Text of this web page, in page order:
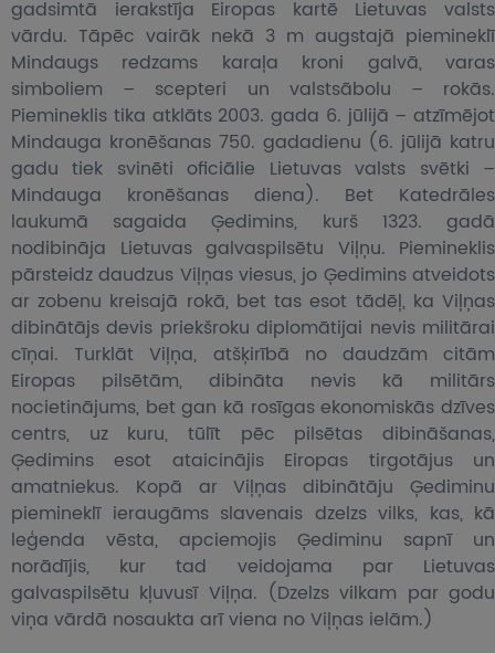
gadsimtā ierakstīja Eiropas kartē Lietuvas valsts
vārdu. Tāpēc vairāk nekā 3 m augstajā piemineklī
Mindaugs redzams karaļa kroni galvā, varas
simboliem – scepteri un valstsābolu – rokās.
Piemineklis tika atklāts 2003. gada 6. jūlijā – atzīmējot
Mindauga kronēšanas 750. gadadienu (6. jūlijā katru
gadu tiek svinēti oficiālie Lietuvas valsts svētki –
Mindauga kronēšanas diena). Bet Katedrāles
laukumā sagaida Ģedimins, kurš 1323. gadā
nodibināja Lietuvas galvaspilsētu Viļņu. Piemineklis
pārsteidz daudzus Viļņas viesus, jo Ģedimins atveidots
ar zobenu kreisajā rokā, bet tas esot tādēļ, ka Viļņas
dibinātājs devis priekšroku diplomātijai nevis militārai
cīņai. Turklāt Viļņa, atšķirībā no daudzām citām
Eiropas pilsētām, dibināta nevis kā militārs
nocietinājums, bet gan kā rosīgas ekonomiskās dzīves
centrs, uz kuru, tūlīt pēc pilsētas dibināšanas,
Ģedimins esot ataicinājis Eiropas tirgotājus un
amatniekus. Kopā ar Viļņas dibinātāju Ģediminu
piemineklī ieraugāms slavenais dzelzs vilks, kas, kā
leģenda vēsta, apciemojis Ģediminu sapnī un
norādījis, kur tad veidojama par Lietuvas
galvaspilsētu kļuvusī Viļņa. (Dzelzs vilkam par godu
viņa vārdā nosaukta arī viena no Viļņas ielām.)